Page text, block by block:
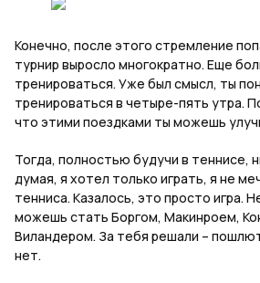
Конечно, после этого стремление
турнир выросло многократно. Еще
тренироваться. Уже был смысл, ты
тренироваться в четыре-пять утра.
что этими поездками ты можешь
Тогда, полностью будучи в теннисе,
думая, я хотел только играть, я не
тенниса. Казалось, это просто игра.
можешь стать Боргом, Макинроем,
Виландером. За тебя решали –
нет.